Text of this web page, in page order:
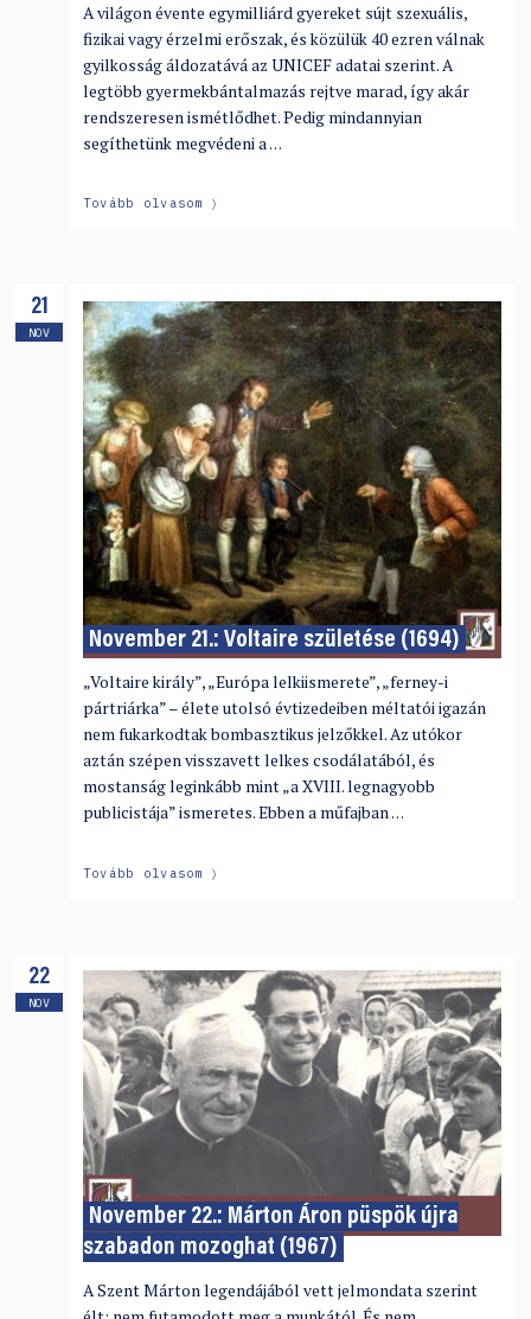
A világon évente egymilliárd gyereket sújt szexuális,
fizikai vagy érzelmi erőszak, és közülük 40 ezren válnak
gyilkosság áldozatává az UNICEF adatai szerint. A
legtöbb gyermekbántalmazás rejtve marad, így akár
rendszeresen ismétlődhet. Pedig mindannyian
segíthetünk megvédeni a …
Tovább olvasom
21
NOV
November 21.: Voltaire születése (1694)
„Voltaire király”, „Európa lelkiismerete”, „ferney-i
pártriárka” – élete utolsó évtizedeiben méltatói igazán
nem fukarkodtak bombasztikus jelzőkkel. Az utókor
aztán szépen visszavett lelkes csodálatából, és
mostanság leginkább mint „a XVIII. legnagyobb
publicistája” ismeretes. Ebben a műfajban …
Tovább olvasom
22
NOV
November 22.: Márton Áron püspök újra
szabadon mozoghat (1967)
A Szent Márton legendájából vett jelmondata szerint